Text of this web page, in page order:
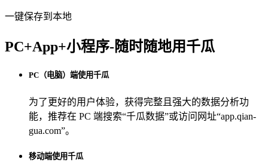
一键保存到本地
PC+App+小程序-随时随地用千瓜
PC（电脑）端使用千瓜
为了更好的用户体验，获得完整且强大的数据分析功
能，推荐在 PC 端搜索“千瓜数据”或访问网址“app.qian-
gua.com”。
移动端使用千瓜